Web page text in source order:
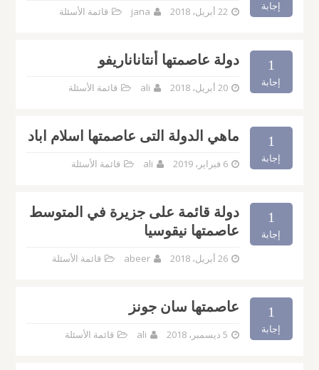
إجابة 22 أبريل، 2018 jana قائمة الأسئلة
1
إجابة
دولة عاصمتها أنتاناناريفو
20 أبريل، 2018 ali قائمة الأسئلة
1
إجابة
ماهي الدولة التى عاصمتها اسلام اباد
6 فبراير، 2019 ali قائمة الأسئلة
1
إجابة
دولة قائمة على جزيرة في المتوسط
عاصمتها نيقوسيا
26 أبريل، 2018 abeer قائمة الأسئلة
1
إجابة
عاصمتها سان جونز
5 ديسمبر، 2018 ali قائمة الأسئلة